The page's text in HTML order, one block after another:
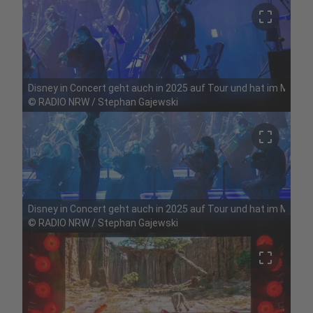
crop_free
Disney in Concert geht auch in 2025 auf Tour und hat im Mai
© RADIO NRW / Stephan Gajewski
crop_free
Disney in Concert geht auch in 2025 auf Tour und hat im Mai
© RADIO NRW / Stephan Gajewski
crop_free